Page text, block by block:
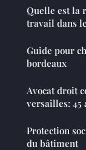
Quelle est la
travail dans
Guide pour
bordeaux
Avocat droit
versailles: 45
Protection
du bâtiment